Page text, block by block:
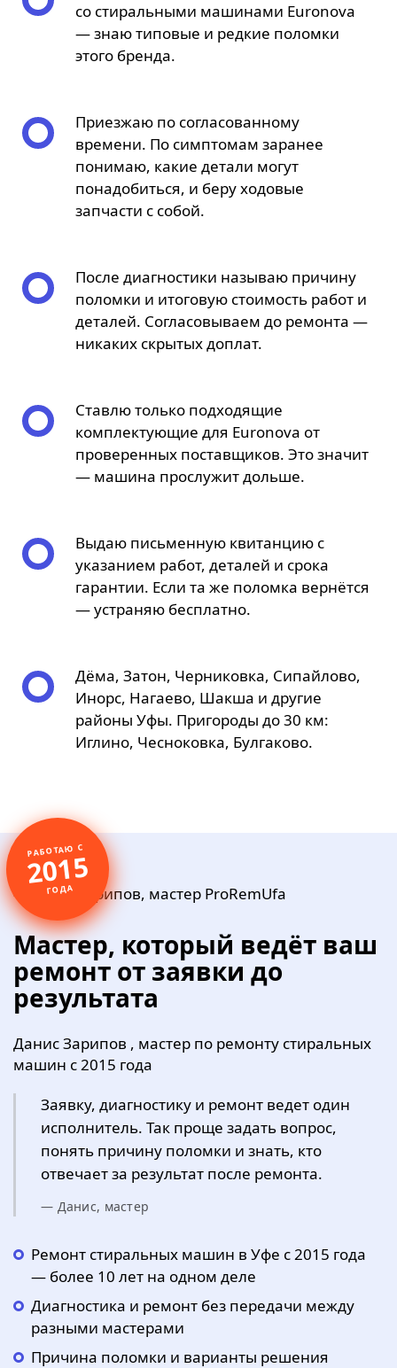
со стиральными машинами Euronova
— знаю типовые и редкие поломки
этого бренда.
Приезжаю по согласованному
времени. По симптомам заранее
понимаю, какие детали могут
понадобиться, и беру ходовые
запчасти с собой.
После диагностики называю причину
поломки и итоговую стоимость работ и
деталей. Согласовываем до ремонта —
никаких скрытых доплат.
Ставлю только подходящие
комплектующие для Euronova от
проверенных поставщиков. Это значит
— машина прослужит дольше.
Выдаю письменную квитанцию с
указанием работ, деталей и срока
гарантии. Если та же поломка вернётся
— устраняю бесплатно.
Дёма, Затон, Черниковка, Сипайлово,
Инорс, Нагаево, Шакша и другие
районы Уфы. Пригороды до 30 км:
Иглино, Чесноковка, Булгаково.
РАБОТАЮ С
2015
ГОДА
Мастер, который ведёт ваш
ремонт от заявки до
результата
Данис Зарипов , мастер по ремонту стиральных
машин с 2015 года
Заявку, диагностику и ремонт ведет один
исполнитель. Так проще задать вопрос,
понять причину поломки и знать, кто
отвечает за результат после ремонта.
— Данис, мастер
Ремонт стиральных машин в Уфе с 2015 года
— более 10 лет на одном деле
Диагностика и ремонт без передачи между
разными мастерами
Причина поломки и варианты решения